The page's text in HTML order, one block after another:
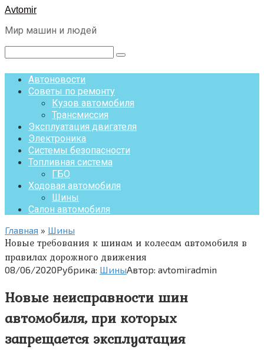
Перейти
контенту
Avtomir
Мир машин и людей
Поиск:
Автоновости
Советы по ремонту
Кузов автомобиля
Трансмиссия
Эксплуатация двигателя
Электроника
Системы безопасности
Топливная система
ГБО
Ходовая автомобиля
Шины
Салон автомобиля
Главная » Шины
Новые требования к шинам и колесам автомобиля в
правилах дорожного движения
08/06/2020Рубрика: ШиныАвтор: avtomiradmin
Новые неисправности шин
автомобиля, при которых
запрещается эксплуатация